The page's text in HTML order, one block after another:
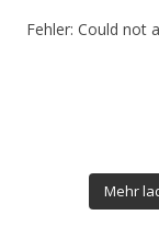
Fehler: Could not
Mehr